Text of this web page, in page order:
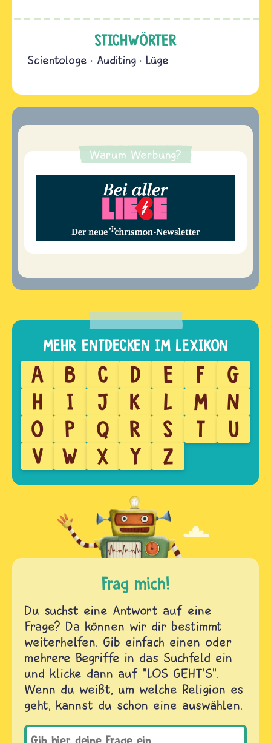
STICHWÖRTER
Scientologe Auditing Lüge
Warum Werbung?
A B C D E F
G
H
I J K L M
N
O
P Q R S T
U
V
W X Y Z
Frag mich!
Du suchst eine Antwort auf eine
Frage? Da können wir dir bestimmt
weiterhelfen. Gib einfach einen oder
mehrere Begriffe in das Suchfeld ein
und klicke dann auf "LOS GEHT'S".
Wenn du weißt, um welche Religion es
geht, kannst du schon eine auswählen.